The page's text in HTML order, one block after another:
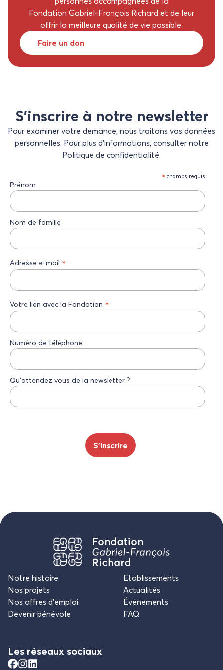
Fondation Gabriel-François Richard et de leur
offrir la meilleure qualité de vie possible.
Faire un don
S’inscrire à notre newsletter
Pour examiner votre demande, nous traitons vos données
personnelles. Pour plus d’informations, consulter notre
Politique de confidentialité.
* champs requis
Prénom
Nom de famille
Adresse e-mail *
Votre lien avec la Fondation *
Numéro de téléphone
Qu’attendez vous de la newsletter ?
Notre histoire
Nos projets
Nos offres d’emploi
Devenir bénévole
Etablissements
Actualités
Événements
FAQ
Les réseaux sociaux